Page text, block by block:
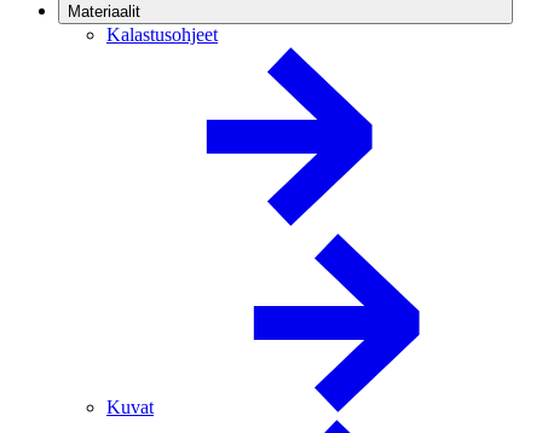
Materiaalit
Kalastusohjeet
Kuvat